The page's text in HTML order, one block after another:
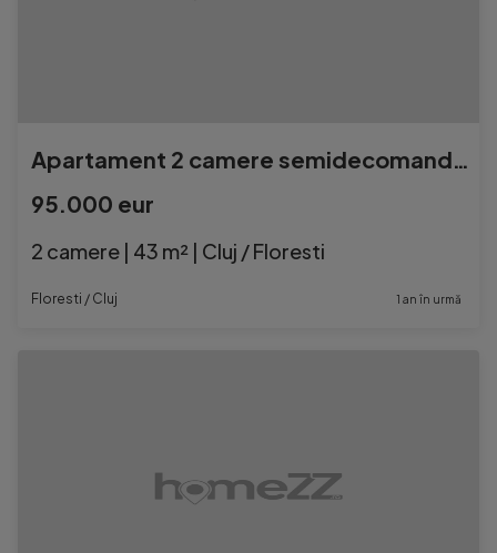
Apartament 2 camere semidecomandat FLORESTI
95.000 eur
2 camere | 43 m² | Cluj / Floresti
Floresti / Cluj 1 an în urmă